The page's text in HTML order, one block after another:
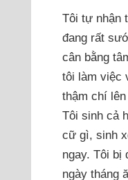
Tôi tự nhận
đang rất
cân bằng
tôi làm việc
thậm chí
Tôi sinh cả
cữ gì, sinh
ngay. Tôi bị
ngày tháng